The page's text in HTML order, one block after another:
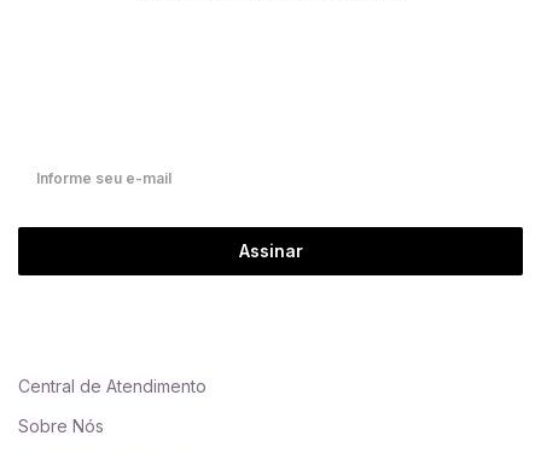
Assinar
Central de Atendimento
Sobre Nós